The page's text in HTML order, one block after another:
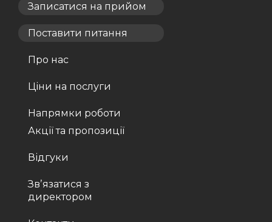
Записатися на прийом
Поставити питання
Про нас
Ціни на послуги
Напрямки роботи
Акції та пропозиції
Відгуки
Звʼязатися з
директором